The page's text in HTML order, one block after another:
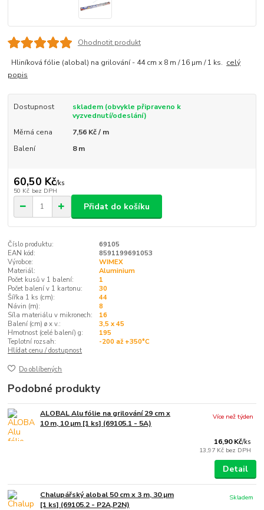
Ohodnotit produkt
Hliníková fólie (alobal) na grilování - 44 cm x 8 m / 16 µm / 1 ks. celý
popis
Dostupnost
skladem (obvykle připraveno k
vyzvednutí/odeslání)
Měrná cena
7,56 Kč / m
Balení
8 m
60,50 Kč/ks
50 Kč bez DPH
Přidat do košíku
Číslo produktu:
69105
EAN kód:
8591199691053
Výrobce:
WIMEX
Materiál:
Aluminium
Počet kusů v 1 balení:
1
Počet balení v 1 kartonu:
30
Šířka 1 ks (cm):
44
Návin (m):
8
Síla materiálu v mikronech:
16
Balení (cm) ø x v.:
3,5 x 45
Hmotnost (celé balení) g:
195
Teplotní rozsah:
-200 až +350°C
Hlídat cenu / dostupnost
Do oblíbených
Podobné produkty
ALOBAL Alu fólie na grilování 29 cm x
10 m, 10 µm [1 ks] (69105.1 - 5A)
16,90 Kč/ks
13,97 Kč bez DPH
Více než týden
Detail
Chalupářský alobal 50 cm x 3 m, 30 µm
[1 ks] (69105.2 - P2A,P2N)
Skladem